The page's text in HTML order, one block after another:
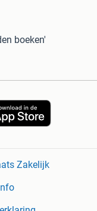
boeken'
Zakelijk